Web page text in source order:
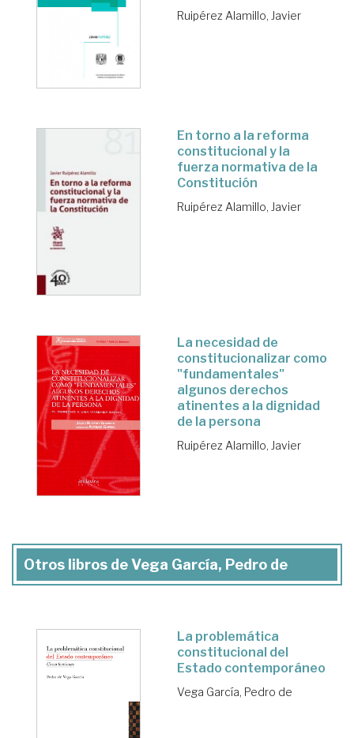
Ruipérez Alamillo, Javier
En torno a la reforma
constitucional y la
fuerza normativa de la
Constitución
Ruipérez Alamillo, Javier
La necesidad de
constitucionalizar como
"fundamentales"
algunos derechos
atinentes a la dignidad
de la persona
Ruipérez Alamillo, Javier
Otros libros de Vega García, Pedro de
La problemática
constitucional del
Estado contemporáneo
Vega García, Pedro de